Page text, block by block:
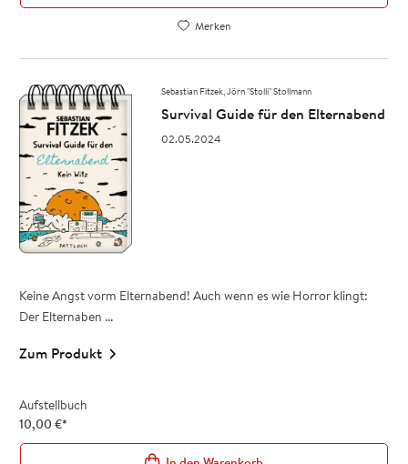
Merken
Sebastian Fitzek Jörn "Stolli" Stollmann
Survival Guide für den Elternabend
02.05.2024
Keine Angst vorm Elternabend! Auch wenn es wie Horror klingt:
Der Elternaben ...
Zum Produkt
Aufstellbuch
10,00 €*